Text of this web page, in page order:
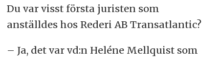
Du var visst första juristen som
anställdes hos Rederi AB Transatlantic?
– Ja, det var vd:n Heléne Mellquist som